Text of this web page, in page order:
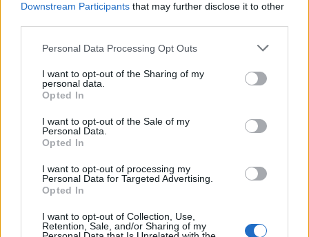
Downstream Participants that may further disclose it to other
Personal Data Processing Opt Outs
I want to opt-out of the Sharing of my
personal data.
Opted In
I want to opt-out of the Sale of my
Personal Data.
Opted In
I want to opt-out of processing my
Personal Data for Targeted Advertising.
Opted In
I want to opt-out of Collection, Use,
Retention, Sale, and/or Sharing of my
4
MATKAILU
Teneriffa kielsi uimarannan
sakkorangaistuksella